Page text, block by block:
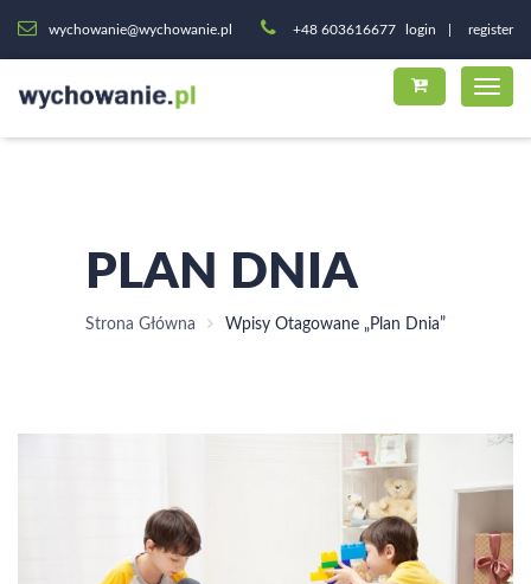
wychowanie@wychowanie.pl +48 603616677 login register
PLAN DNIA
Strona Główna Wpisy Otagowane „plan Dnia”